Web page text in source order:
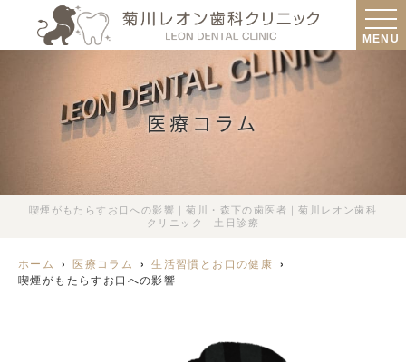
MENU
医療コラム
喫煙がもたらすお口への影響｜菊川・森下の歯医者｜菊川レオン歯科
クリニック｜土日診療
ホーム 医療コラム
生活習慣とお口の健康
喫煙がもたらすお口への影響